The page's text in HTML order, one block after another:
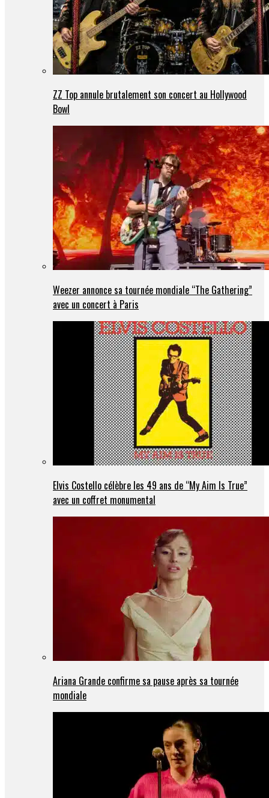
ZZ Top annule brutalement son concert au Hollywood
Bowl
Weezer annonce sa tournée mondiale “The Gathering”
avec un concert à Paris
Elvis Costello célèbre les 49 ans de “My Aim Is True”
avec un coffret monumental
Ariana Grande confirme sa pause après sa tournée
mondiale